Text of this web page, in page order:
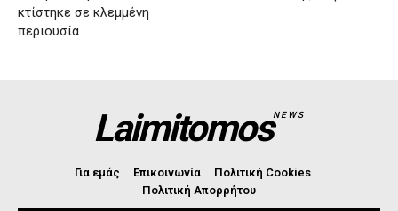
κτίστηκε σε κλεμμένη
περιουσία
LaimitomosNEWS
Για εμάς Επικοινωνία
Πολιτική Cookies
Πολιτική Απορρήτου